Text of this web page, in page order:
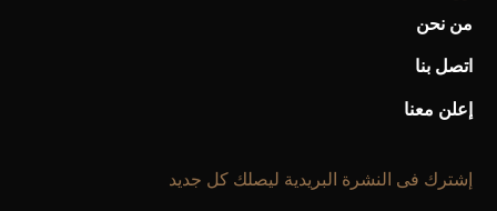
من نحن
اتصل بنا
إعلن معنا
إشترك فى النشرة البريدية ليصلك كل جديد